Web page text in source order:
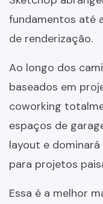
fundamentos até
de renderização.
Ao longo dos
baseados em
coworking
espaços de
layout e
para projetos
Essa é a melhor